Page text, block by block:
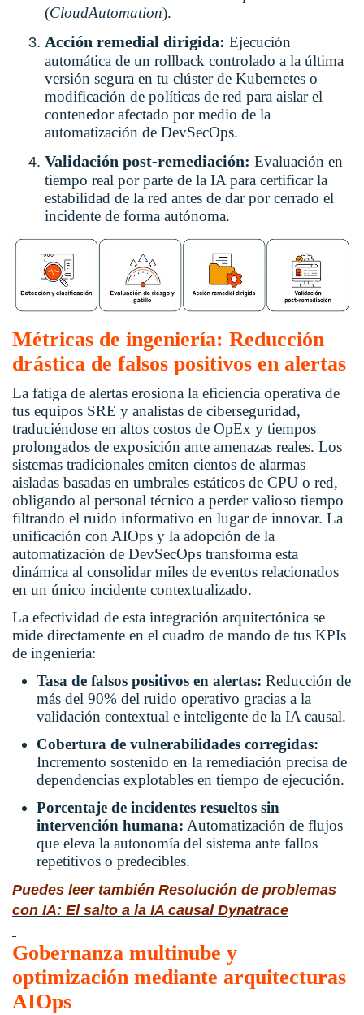
(CloudAutomation).
Acción remedial dirigida: Ejecución
automática de un rollback controlado a la última
versión segura en tu clúster de Kubernetes o
modificación de políticas de red para aislar el
contenedor afectado por medio de la
automatización de DevSecOps.
Validación post-remediación: Evaluación en
tiempo real por parte de la IA para certificar la
estabilidad de la red antes de dar por cerrado el
incidente de forma autónoma.
Métricas de ingeniería: Reducción
drástica de falsos positivos en alertas
La fatiga de alertas erosiona la eficiencia operativa de
tus equipos SRE y analistas de ciberseguridad,
traduciéndose en altos costos de OpEx y tiempos
prolongados de exposición ante amenazas reales. Los
sistemas tradicionales emiten cientos de alarmas
aisladas basadas en umbrales estáticos de CPU o red,
obligando al personal técnico a perder valioso tiempo
filtrando el ruido informativo en lugar de innovar. La
unificación con AIOps y la adopción de la
automatización de DevSecOps transforma esta
dinámica al consolidar miles de eventos relacionados
en un único incidente contextualizado.
La efectividad de esta integración arquitectónica se
mide directamente en el cuadro de mando de tus KPIs
de ingeniería:
Tasa de falsos positivos en alertas: Reducción de
más del 90% del ruido operativo gracias a la
validación contextual e inteligente de la IA causal.
Cobertura de vulnerabilidades corregidas:
Incremento sostenido en la remediación precisa de
dependencias explotables en tiempo de ejecución.
Porcentaje de incidentes resueltos sin
intervención humana: Automatización de flujos
que eleva la autonomía del sistema ante fallos
repetitivos o predecibles.
Puedes leer también Resolución de problemas
con IA: El salto a la IA causal Dynatrace
Gobernanza multinube y
optimización mediante arquitecturas
AIOps